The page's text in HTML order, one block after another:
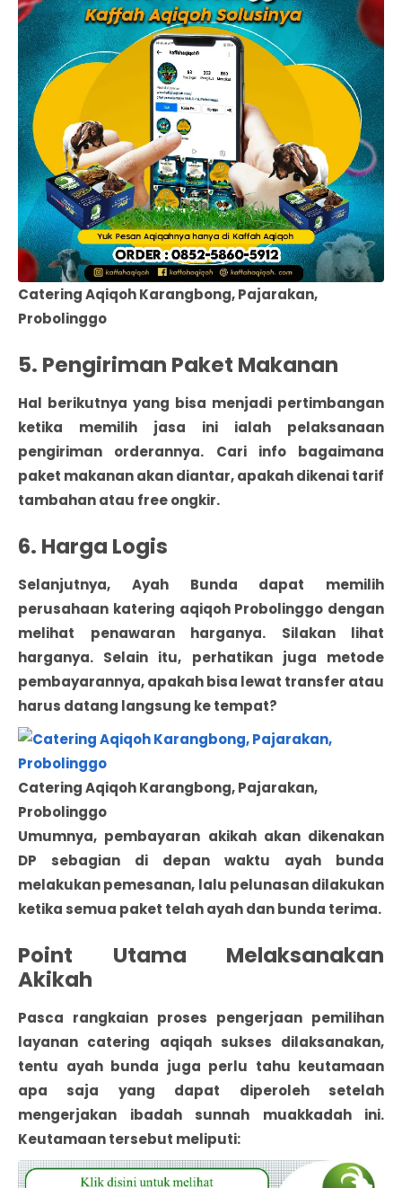
Catering Aqiqoh Karangbong, Pajarakan,
Probolinggo
5. Pengiriman Paket Makanan
Hal berikutnya yang bisa menjadi pertimbangan
ketika memilih jasa ini ialah pelaksanaan
pengiriman orderannya. Cari info bagaimana
paket makanan akan diantar, apakah dikenai tarif
tambahan atau free ongkir.
6. Harga Logis
Selanjutnya, Ayah Bunda dapat memilih
perusahaan katering aqiqoh Probolinggo dengan
melihat penawaran harganya. Silakan lihat
harganya. Selain itu, perhatikan juga metode
pembayarannya, apakah bisa lewat transfer atau
harus datang langsung ke tempat?
Catering Aqiqoh Karangbong, Pajarakan,
Probolinggo
Umumnya, pembayaran akikah akan dikenakan
DP sebagian di depan waktu ayah bunda
melakukan pemesanan, lalu pelunasan dilakukan
ketika semua paket telah ayah dan bunda terima.
Point Utama Melaksanakan
Akikah
Pasca rangkaian proses pengerjaan pemilihan
layanan catering aqiqah sukses dilaksanakan,
tentu ayah bunda juga perlu tahu keutamaan
apa saja yang dapat diperoleh setelah
mengerjakan ibadah sunnah muakkadah ini.
Keutamaan tersebut meliputi: